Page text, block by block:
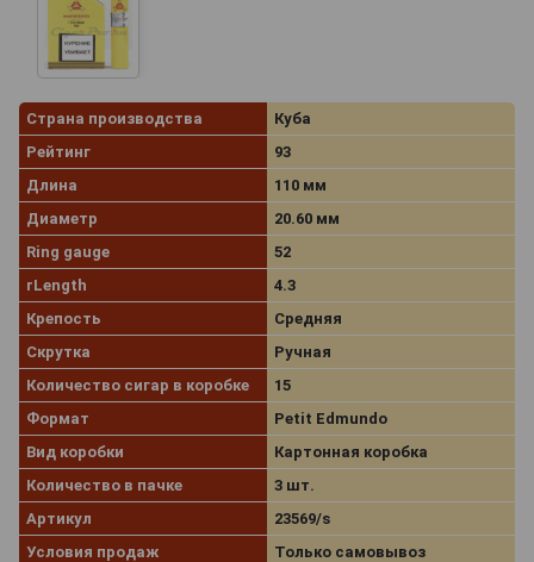
Страна производства
Куба
Рейтинг
93
Длина
110 мм
Диаметр
20.60 мм
Ring gauge
52
rLength
4.3
Крепость
Средняя
Скрутка
Ручная
Количество сигар в коробке
15
Формат
Petit Edmundo
Вид коробки
Картонная коробка
Количество в пачке
3 шт.
Артикул
23569/s
Условия продаж
Только самовывоз